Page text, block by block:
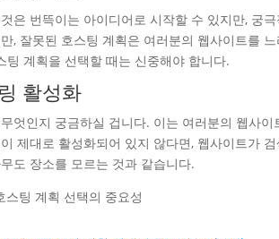
은 번뜩이는 아이디어로 시작할 수 있지만, 궁
, 잘못된 호스팅 계획은 여러분의 웹사이트를
팅 계획을 선택할 때는 신중해야 합니다.
활성화
엇인지 궁금하실 겁니다. 이는 여러분의 웹사
제대로 활성화되어 있지 않다면, 웹사이트가
도 장소를 모르는 것과 같습니다.